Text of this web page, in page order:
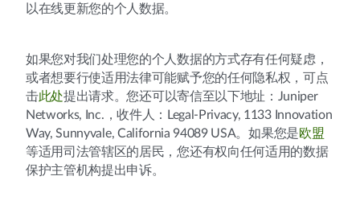
以在线更新您的个人数据。
如果您对我们处理您的个人数据的方式存有任何疑虑，
或者想要行使适用法律可能赋予您的任何隐私权，可点
击此处提出请求。您还可以寄信至以下地址：Juniper
Networks, Inc.，收件人：Legal-Privacy, 1133 Innovation
Way, Sunnyvale, California 94089 USA。如果您是欧盟
等适用司法管辖区的居民，您还有权向任何适用的数据
保护主管机构提出申诉。